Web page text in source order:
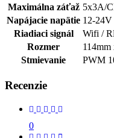
Maximálna záťaž 5x3A/
Napájacie napätie 12-
Riadiaci signál
Wifi /
Rozmer
Stmievanie
PWM
Recenzie
0